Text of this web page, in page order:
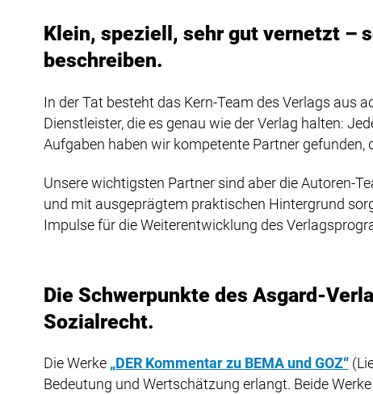
Klein, speziell, sehr gut vernetzt –
beschreiben.
In der Tat besteht das Kern-Team des Verlags aus
Dienstleister, die es genau wie der Verlag halten:
Aufgaben haben wir kompetente Partner
Unsere wichtigsten Partner sind aber die Autoren-
und mit ausgeprägtem praktischen Hintergrund
Impulse für die Weiterentwicklung des
Die Schwerpunkte des Asgard-
Sozialrecht.
Die Werke „DER Kommentar zu BEMA und GOZ“
Bedeutung und Wertschätzung erlangt. Beide